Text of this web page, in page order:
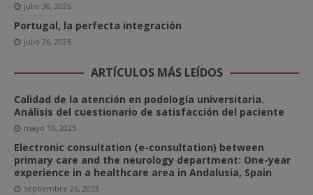
julio 30, 2026
Portugal, la perfecta integración
julio 26, 2026
ARTÍCULOS MÁS LEÍDOS
Calidad de la atención en podología universitaria.
Análisis del cuestionario de satisfacción del paciente
mayo 16, 2025
Electronic consultation (e-consultation) between
primary care and the neurology department: One-year
experience in a healthcare area in Andalusia, Spain
septiembre 26, 2023